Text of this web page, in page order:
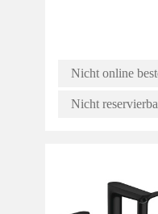
Nicht online
Nicht